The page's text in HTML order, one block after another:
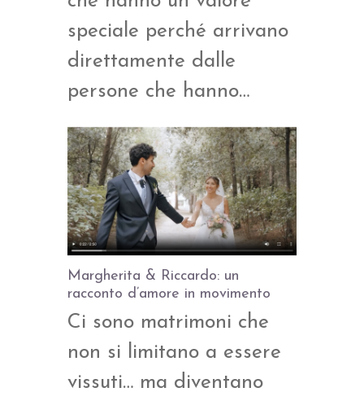
speciale perché arrivano
direttamente dalle
persone che hanno…
Margherita & Riccardo: un
racconto d’amore in movimento
Ci sono matrimoni che
non si limitano a essere
vissuti… ma diventano